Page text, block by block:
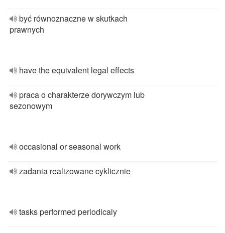
być równoznaczne w skutkach
prawnych
have the equivalent legal effects
praca o charakterze dorywczym lub
sezonowym
occasional or seasonal work
zadania realizowane cyklicznie
tasks performed periodicaly